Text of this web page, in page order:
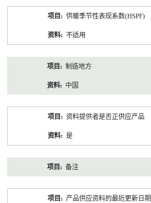
供暖季节性表现系数(HSPF)
不适用
制造地方
中国
资料提供者是否正供应产品
是
备注
产品供应资料的最近更新日期